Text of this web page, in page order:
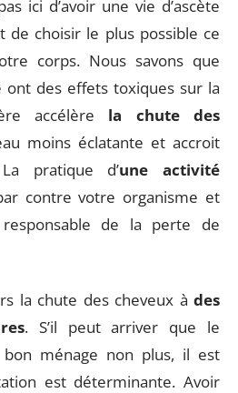
ici d’avoir une vie d’ascète
de choisir le plus possible ce
corps. Nous savons que
ont des effets toxiques sur la
accélère la chute des
moins éclatante et accroit
pratique d’une activité
contre votre organisme et
de la perte de
la chute des cheveux à des
. S’il peut arriver que le
ménage non plus, il est
est déterminante. Avoir